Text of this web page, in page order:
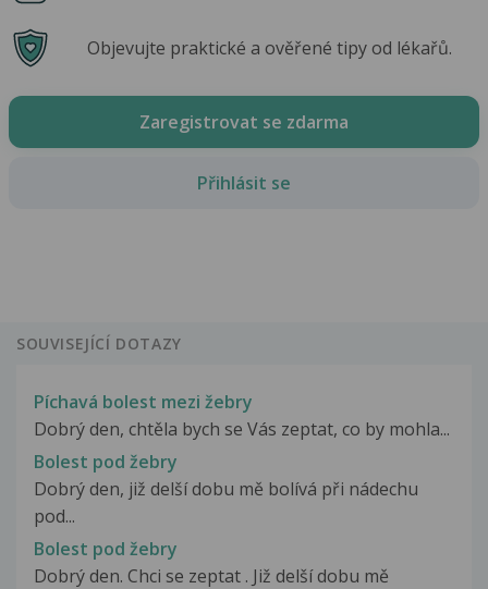
Objevujte praktické a ověřené tipy od lékařů.
Zaregistrovat se zdarma
Přihlásit se
SOUVISEJÍCÍ DOTAZY
Píchavá bolest mezi žebry
Dobrý den, chtěla bych se Vás zeptat, co by mohla...
Bolest pod žebry
Dobrý den, již delší dobu mě bolívá při nádechu
pod...
Bolest pod žebry
Dobrý den. Chci se zeptat . Již delší dobu mě